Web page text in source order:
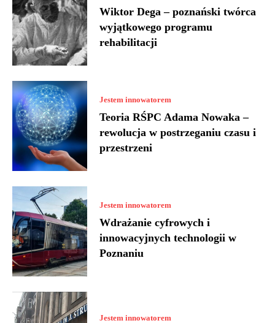
Wiktor Dega – poznański twórca
wyjątkowego programu
rehabilitacji
Jestem innowatorem
Teoria RŚPC Adama Nowaka –
rewolucja w postrzeganiu czasu i
przestrzeni
Jestem innowatorem
Wdrażanie cyfrowych i
innowacyjnych technologii w
Poznaniu
Jestem innowatorem